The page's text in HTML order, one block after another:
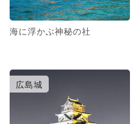
海に浮かぶ神秘の社
広島城